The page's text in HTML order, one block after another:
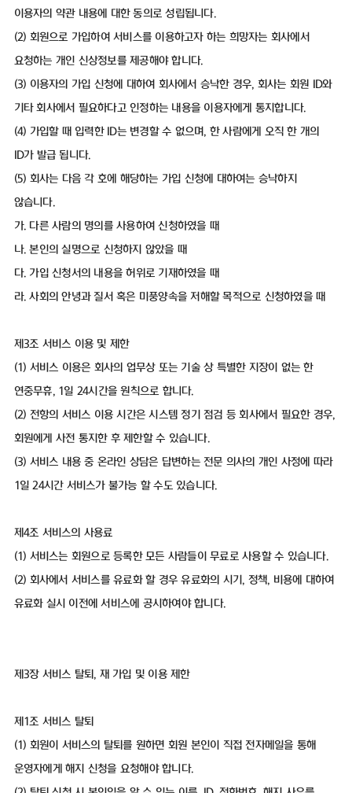
이용자의 약관 내용에 대한 동의로 성립됩니다.
(2) 회원으로 가입하여 서비스를 이용하고자 하는 희망자는 회사에서
요청하는 개인 신상정보를 제공해야 합니다.
(3) 이용자의 가입 신청에 대하여 회사에서 승낙한 경우, 회사는 회원 ID와
기타 회사에서 필요하다고 인정하는 내용을 이용자에게 통지합니다.
(4) 가입할 때 입력한 ID는 변경할 수 없으며, 한 사람에게 오직 한 개의
ID가 발급 됩니다.
(5) 회사는 다음 각 호에 해당하는 가입 신청에 대하여는 승낙하지
않습니다.
가. 다른 사람의 명의를 사용하여 신청하였을 때
나. 본인의 실명으로 신청하지 않았을 때
다. 가입 신청서의 내용을 허위로 기재하였을 때
라. 사회의 안녕과 질서 혹은 미풍양속을 저해할 목적으로 신청하였을 때
제3조 서비스 이용 및 제한
(1) 서비스 이용은 회사의 업무상 또는 기술 상 특별한 지장이 없는 한
연중무휴, 1일 24시간을 원칙으로 합니다.
(2) 전항의 서비스 이용 시간은 시스템 정기 점검 등 회사에서 필요한 경우,
회원에게 사전 통지한 후 제한할 수 있습니다.
(3) 서비스 내용 중 온라인 상담은 답변하는 전문 의사의 개인 사정에 따라
1일 24시간 서비스가 불가능 할 수도 있습니다.
제4조 서비스의 사용료
(1) 서비스는 회원으로 등록한 모든 사람들이 무료로 사용할 수 있습니다.
(2) 회사에서 서비스를 유료화 할 경우 유료화의 시기, 정책, 비용에 대하여
유료화 실시 이전에 서비스에 공시하여야 합니다.
제3장 서비스 탈퇴, 재 가입 및 이용 제한
제1조 서비스 탈퇴
(1) 회원이 서비스의 탈퇴를 원하면 회원 본인이 직접 전자메일을 통해
운영자에게 해지 신청을 요청해야 합니다.